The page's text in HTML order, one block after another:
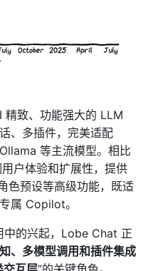
精致、功能强大的 LLM
、多插件，完美适配
等主流模型。相比
户体验和扩展性，提供
色预设等高级功能，既适
属 Copilot。
中的兴起，Lobe Chat 正
、多模型调用和插件集成